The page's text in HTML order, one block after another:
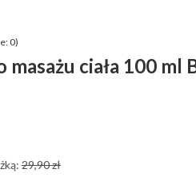
0)
ciała 100 ml
29,90 zł